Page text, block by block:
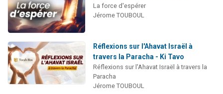
La force d'espérer
Jérome TOUBOUL
Réflexions sur l'Ahavat Israël à
travers la Paracha - Ki Tavo
Réflexions sur l'Ahavat Israël à travers la
Paracha
Jérome TOUBOUL